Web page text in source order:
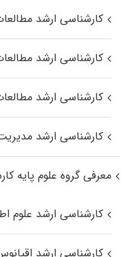
کارشناسی ارشد
کارشناسی ارشد
کارشناسی ارشد
کارشناسی ارشد
معرفی گروه علوم پایه
کارشناسی ارشد علوم
کارشناسی ارشد